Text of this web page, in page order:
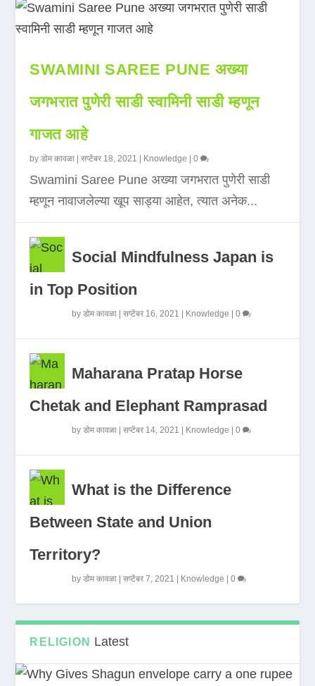
SWAMINI SAREE PUNE अख्या
जगभरात पुणेरी साडी स्वामिनी साडी म्हणून
गाजत आहे
byडोम कावळा |सप्टेंबर 18, 2021 Knowledge |0
Swamini Saree Pune अख्या जगभरात पुणेरी साडी
म्हणून नावाजलेल्या खूप साड्या आहेत, त्यात अनेक...
Social Mindfulness Japan is
in Top Position
byडोम कावळा |सप्टेंबर 16, 2021 Knowledge |0
Maharana Pratap Horse
Chetak and Elephant Ramprasad
byडोम कावळा |सप्टेंबर 14, 2021 Knowledge |0
What is the Difference
Between State and Union
Territory?
byडोम कावळा |सप्टेंबर 7, 2021 Knowledge |0
RELIGION Latest